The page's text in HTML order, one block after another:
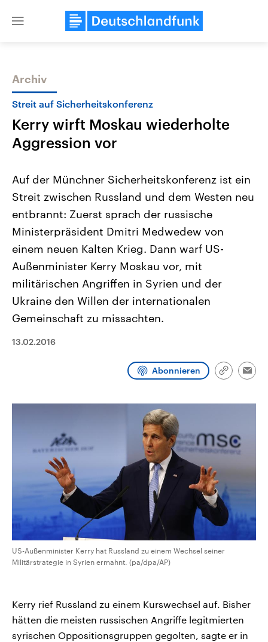
Close
Themen
Landtagswahl Sachsen-Anhalt
2026
Alle Informationen
Sachsen-Anhalt wählt am 6.
September 2026 einen neuen
Landtag. Seit 2021 wird das
Bundesland von einer Koalition aus
CDU, SPD und FDP regiert.-
Umfragen, Prognosen,
Wahlprogramme, aktuelle Berichte
und Hintergründe zu den Parteien
und Kandidaten der anstehenden
Wahl.
Aktuelle Beiträge,
Hintergründe
Wirtschaftlich und
gehören die Vereinigten
den mächtigsten Ländern
mit großem Einfluss auf
Sendungen Programm Podcasts
Archiv
Streit auf Sicherheitskonferenz
Kerry wirft Moskau wiederholte
Aggression vor
Auf der Münchner Sicherheitskonferenz ist ein
Streit zwischen Russland und dem Westen neu
entbrannt: Zuerst sprach der russische
Ministerpräsident Dmitri Medwedew von
einem neuen Kalten Krieg. Dann warf US-
Außenminister Kerry Moskau vor, mit
militärischen Angriffen in Syrien und der
Ukraine den Willen der internationalen
Gemeinschaft zu missachten.
13.02.2016
Abonnieren
Link
US-Außenminister Kerry hat Russland zu einem Wechsel seiner
Militärstrategie in Syrien ermahnt. (pa/dpa/AP)
Kerry rief Russland zu einem Kurswechsel auf. Bisher
hätten die meisten russischen Angriffe legitmierten
syrischen Oppositionsgruppen gegolten, sagte er in